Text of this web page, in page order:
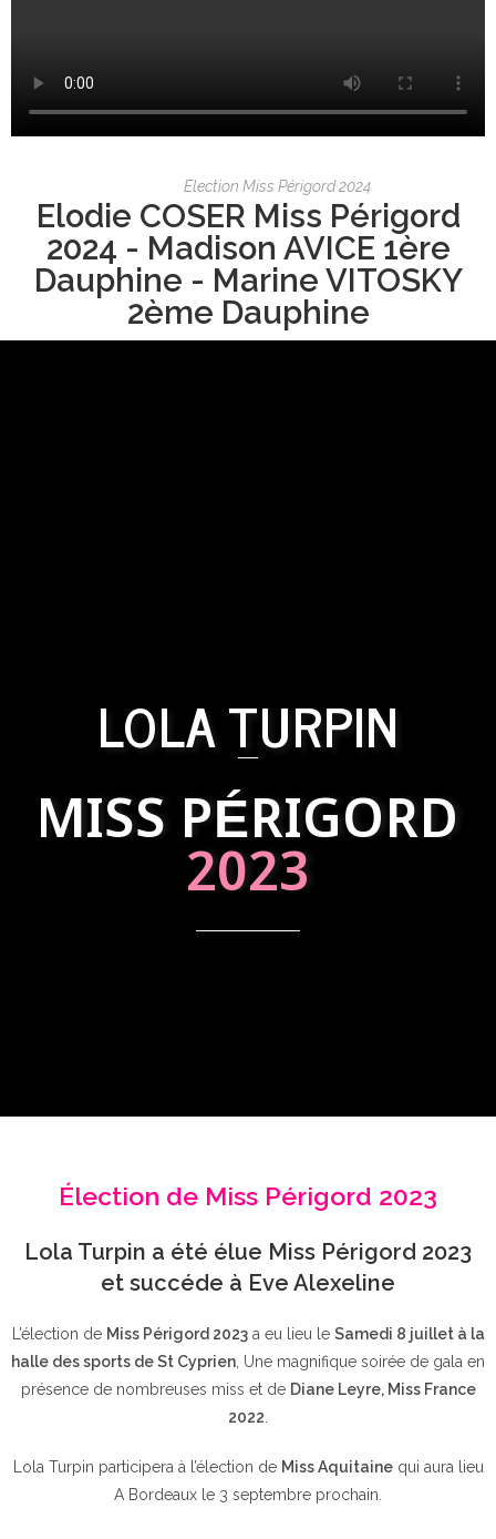
Election Miss Périgord 2024
Elodie COSER Miss Périgord
2024 - Madison AVICE 1ère
Dauphine - Marine VITOSKY
2ème Dauphine
LOLA TURPIN
MISS PÉRIGORD
2023
Élection de Miss Périgord 2023
Lola Turpin a été élue Miss Périgord 2023
et succéde à Eve Alexeline
L’élection de Miss Périgord 2023a eu lieu le Samedi 8 juillet à la
halle des sports de St Cyprien , Une magnifique soirée de gala en
présence de nombreuses miss et de Diane Leyre, Miss France
2022
Lola Turpin participera à l’élection de Miss Aquitainequi aura lieu
A Bordeaux le 3 septembre prochain.